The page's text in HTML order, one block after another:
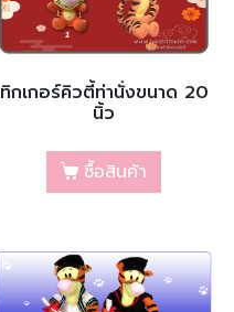
ทิกเกอร์คิวตี้ท่านั่งขนาด 20
นิ้ว
ซื้อสินค้า